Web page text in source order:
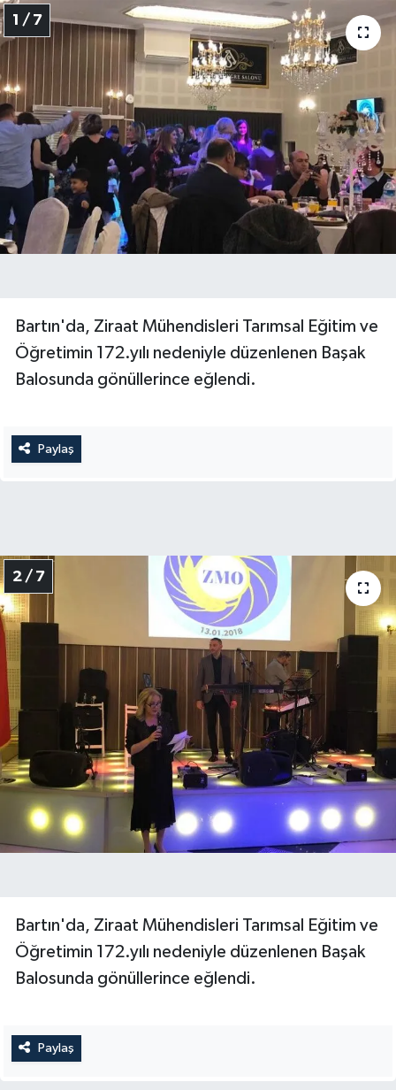
1 / 7
Bartın'da, Ziraat Mühendisleri Tarımsal Eğitim ve
Öğretimin 172.yılı nedeniyle düzenlenen Başak
Balosunda gönüllerince eğlendi.
Paylaş
2 / 7
Bartın'da, Ziraat Mühendisleri Tarımsal Eğitim ve
Öğretimin 172.yılı nedeniyle düzenlenen Başak
Balosunda gönüllerince eğlendi.
Paylaş
Spor
Tarım
Turizm
Yaşam
Yerel Yönetimler
DÜNYA